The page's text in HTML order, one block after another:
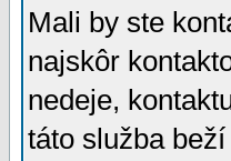
Mali by ste
najskôr
nedeje,
táto služba